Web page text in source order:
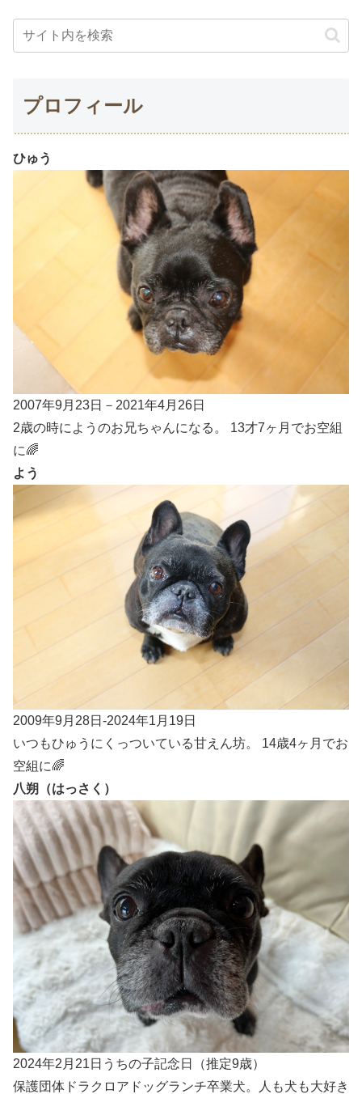
プロフィール
ひゅう
2007年9月23日－2021年4月26日
2歳の時にようのお兄ちゃんになる。 13才7ヶ月でお空組
に🌈
よう
2009年9月28日-2024年1月19日
いつもひゅうにくっついている甘えん坊。 14歳4ヶ月でお
空組に🌈
八朔（はっさく）
2024年2月21日うちの子記念日（推定9歳）
保護団体ドラクロアドッグランチ卒業犬。人も犬も大好き